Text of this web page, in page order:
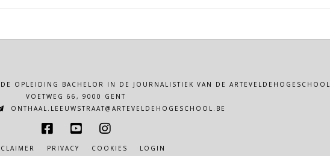
OPLEIDING BACHELOR IN DE JOURNALISTIEK VAN DE ARTEVELDEHOGESCHOOL
VOETWEG 66, 9000 GENT
ONTHAAL.LEEUWSTRAAT@ARTEVELDEHOGESCHOOL.BE
PRIVACY COOKIES LOGIN